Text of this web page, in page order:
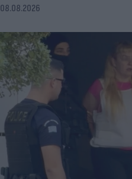
08.08.2026